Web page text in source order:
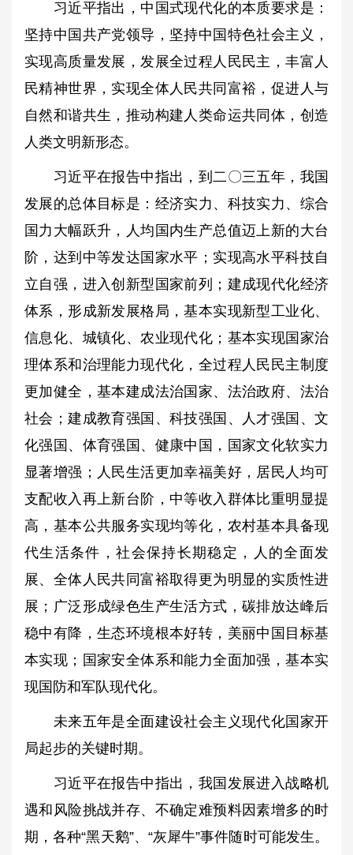
习近平指出，中国式现代化的本质要求是：
坚持中国共产党领导，坚持中国特色社会主义，
实现高质量发展，发展全过程人民民主，丰富人
民精神世界，实现全体人民共同富裕，促进人与
自然和谐共生，推动构建人类命运共同体，创造
人类文明新形态。
习近平在报告中指出，到二〇三五年，我国
发展的总体目标是：经济实力、科技实力、综合
国力大幅跃升，人均国内生产总值迈上新的大台
阶，达到中等发达国家水平；实现高水平科技自
立自强，进入创新型国家前列；建成现代化经济
体系，形成新发展格局，基本实现新型工业化、
信息化、城镇化、农业现代化；基本实现国家治
理体系和治理能力现代化，全过程人民民主制度
更加健全，基本建成法治国家、法治政府、法治
社会；建成教育强国、科技强国、人才强国、文
化强国、体育强国、健康中国，国家文化软实力
显著增强；人民生活更加幸福美好，居民人均可
支配收入再上新台阶，中等收入群体比重明显提
高，基本公共服务实现均等化，农村基本具备现
代生活条件，社会保持长期稳定，人的全面发
展、全体人民共同富裕取得更为明显的实质性进
展；广泛形成绿色生产生活方式，碳排放达峰后
稳中有降，生态环境根本好转，美丽中国目标基
本实现；国家安全体系和能力全面加强，基本实
现国防和军队现代化。
未来五年是全面建设社会主义现代化国家开
局起步的关键时期。
习近平在报告中指出，我国发展进入战略机
遇和风险挑战并存、不确定难预料因素增多的时
期，各种“黑天鹅”、“灰犀牛”事件随时可能发生。